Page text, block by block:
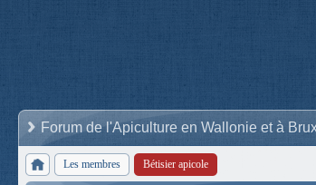
Forum de l'Apiculture en Wallonie et à
Les membres Bétisier apicole